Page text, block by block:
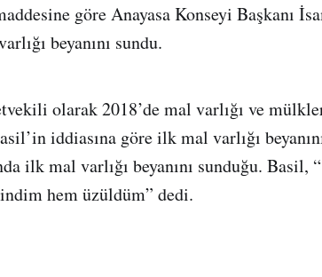
göre Anayasa Konseyi Başkanı
beyanını sundu.
olarak 2018’de mal varlığı ve
iddiasına göre ilk mal varlığı
ilk mal varlığı beyanını sunduğu. Basil,
hem üzüldüm” dedi.